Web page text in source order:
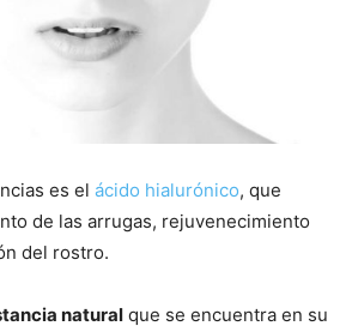
es el ácido hialurónico, que
de las arrugas, rejuvenecimiento
del rostro.
natural que se encuentra en su